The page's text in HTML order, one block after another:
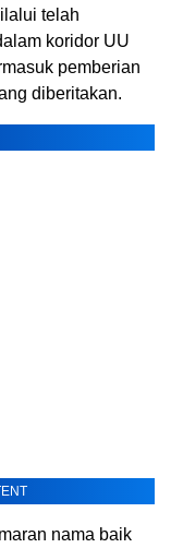
telah
koridor UU
pemberian
diberitakan.
nama baik